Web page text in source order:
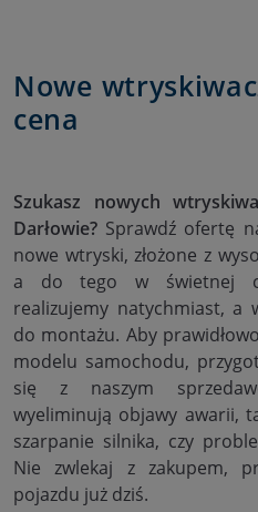
Nowe
cena
Szukasz nowych
Darłowie? Sprawdź ofertę
nowe wtryski, złożone z
a do tego w świetnej
realizujemy natychmiast, a
do montażu. Aby
modelu samochodu,
się z naszym
wyeliminują objawy awarii,
szarpanie silnika, czy
Nie zwlekaj z zakupem,
pojazdu już dziś.